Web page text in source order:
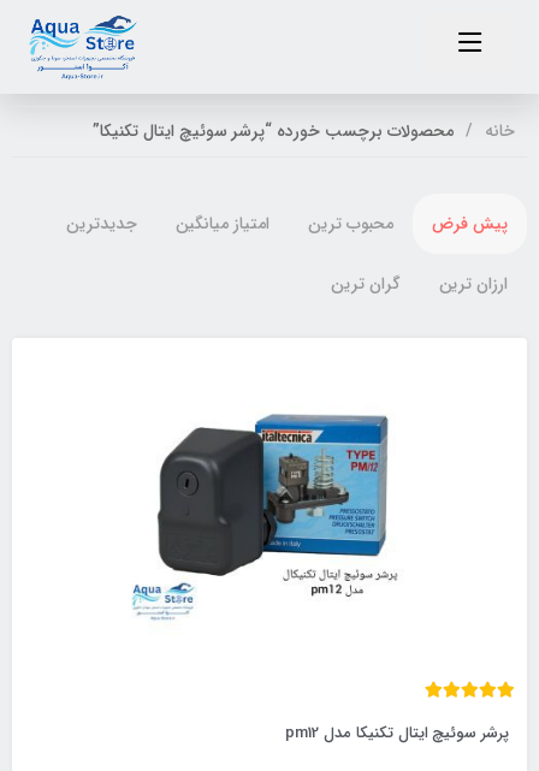
خانه محصولات برچسب خورده “پرشر سوئیچ ایتال تکنیکا”
پیش فرض محبوب ترین امتیاز میانگین جدیدترین
ارزان ترین گران ترین
پرشر سوئیچ ایتال تکنیکا مدل pm12